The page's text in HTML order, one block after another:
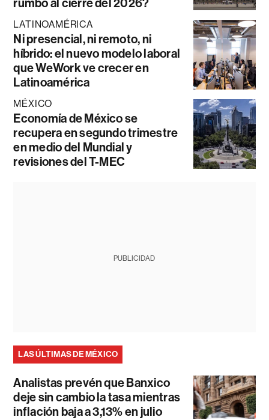
rumbo al cierre del 2026?
LATINOAMÉRICA
Ni presencial, ni remoto, ni
híbrido: el nuevo modelo laboral
que WeWork ve crecer en
Latinoamérica
MÉXICO
Economía de México se
recupera en segundo trimestre
en medio del Mundial y
revisiones del T-MEC
PUBLICIDAD
LAS ÚLTIMAS DE MÉXICO
Analistas prevén que Banxico
deje sin cambio la tasa mientras
inflación baja a 3,13% en julio